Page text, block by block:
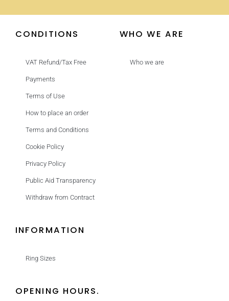
CONDITIONS
VAT Refund/Tax Free
Payments
Terms of Use
How to place an order
Terms and Conditions
Cookie Policy
Privacy Policy
Public Aid Transparency
Withdraw from Contract
WHO WE ARE
Who we are
INFORMATION
Ring Sizes
OPENING HOURS.